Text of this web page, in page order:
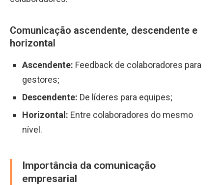
Comunicação ascendente, descendente e
horizontal
Ascendente: Feedback de colaboradores para
gestores;
Descendente: De líderes para equipes;
Horizontal: Entre colaboradores do mesmo
nível.
Importância da comunicação
empresarial